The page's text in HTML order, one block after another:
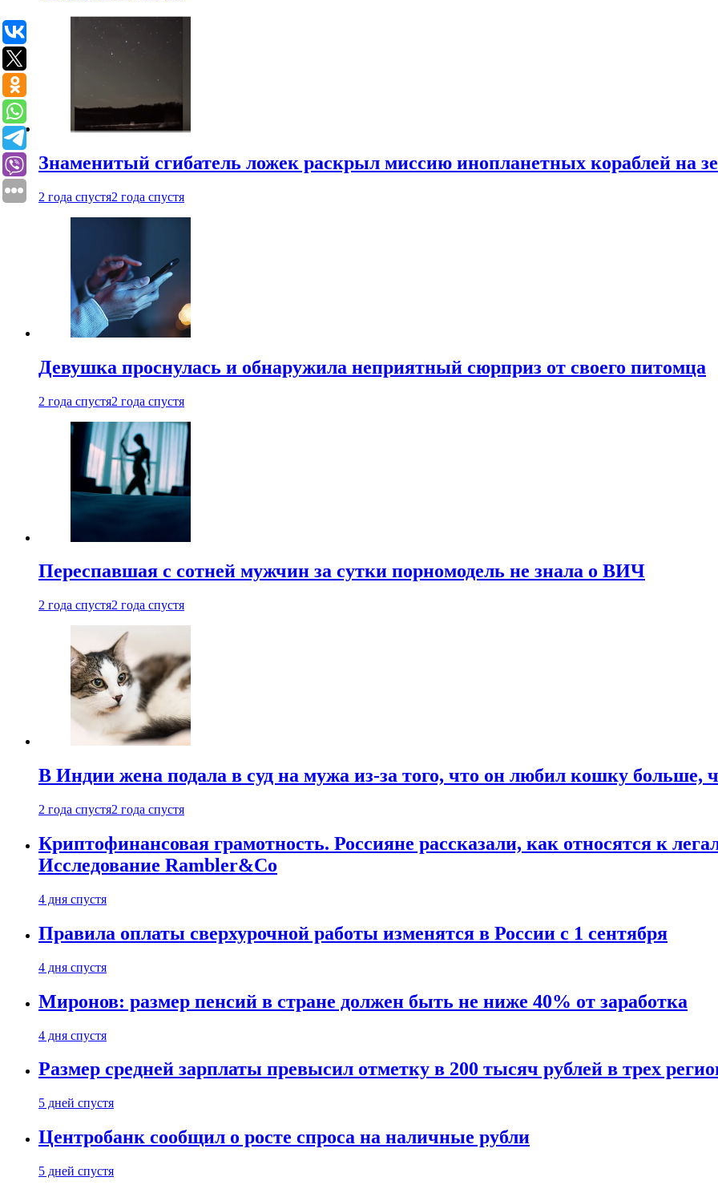
Знаменитый сгибатель ложек раскрыл миссию инопланетных кораблей на
2 года спустя2 года спустя
Девушка проснулась и обнаружила неприятный сюрприз от своего питомца
2 года спустя2 года спустя
Переспавшая с сотней мужчин за сутки порномодель не знала о ВИЧ
2 года спустя2 года спустя
В Индии жена подала в суд на мужа из-за того, что он любил кошку больше,
2 года спустя2 года спустя
Криптофинансовая грамотность. Россияне рассказали, как относятся к
Исследование Rambler&Co
4 дня спустя
Правила оплаты сверхурочной работы изменятся в России с 1 сентября
4 дня спустя
Миронов: размер пенсий в стране должен быть не ниже 40% от заработка
4 дня спустя
Размер средней зарплаты превысил отметку в 200 тысяч рублей в трех
5 дней спустя
Центробанк сообщил о росте спроса на наличные рубли
5 дней спустя